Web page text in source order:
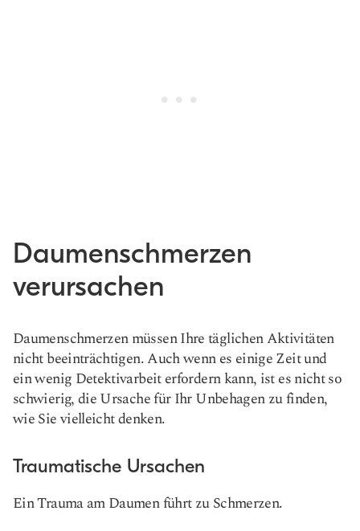
Daumenschmerzen
verursachen
Daumenschmerzen müssen Ihre täglichen Aktivitäten
nicht beeinträchtigen. Auch wenn es einige Zeit und
ein wenig Detektivarbeit erfordern kann, ist es nicht so
schwierig, die Ursache für Ihr Unbehagen zu finden,
wie Sie vielleicht denken.
Traumatische Ursachen
Ein Trauma am Daumen führt zu Schmerzen.